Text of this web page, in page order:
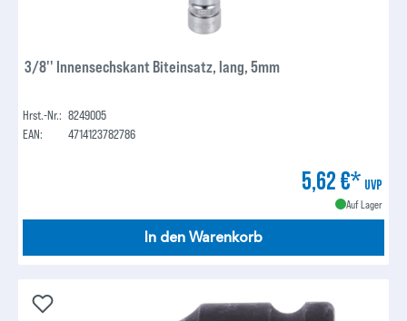
3/8'' Innensechskant Biteinsatz, lang, 5mm
Hrst.-Nr.: 8249005
EAN:
4714123782786
5,62 €* UVP
Auf Lager
In den Warenkorb